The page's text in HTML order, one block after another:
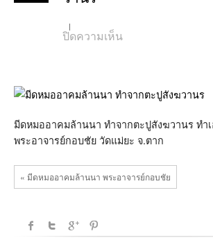
ปิดความเห็นบน
ทำ
จาก
สังฆ
วานร
มีดหมออาคมล้านนา ทำจากตะปูสังฆวานร ทำ
พระอาจารย์กอบชัย วัดแม่ยะ จ.ตาก
« มีดหมออาคมล้านนา พระอาจารย์กอบชัย